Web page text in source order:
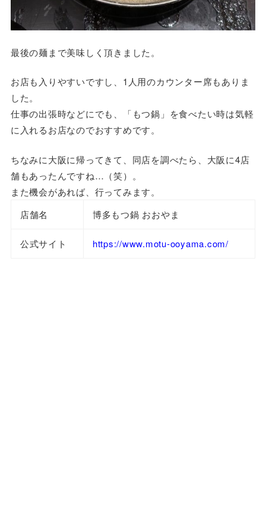
最後の麺まで美味しく頂きました。
お店も入りやすいですし、1人用のカウンター席もありま
した。
仕事の出張時などにでも、「もつ鍋」を食べたい時は気軽
に入れるお店なのでおすすめです。
ちなみに大阪に帰ってきて、同店を調べたら、大阪に4店
舗もあったんですね…（笑）。
また機会があれば、行ってみます。
店舗名
博多もつ鍋 おおやま
公式サイト https://www.motu-ooyama.com/